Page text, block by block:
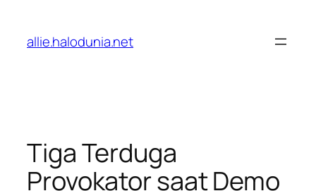
konten
allie.halodunia.net
Tiga Terduga
Provokator saat Demo